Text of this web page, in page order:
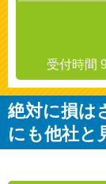
受付時間
絶対に損は
にも他社と